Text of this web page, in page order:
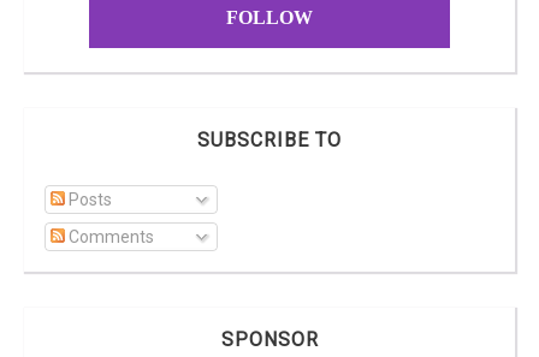
FOLLOW
SUBSCRIBE TO
Posts
Comments
SPONSOR